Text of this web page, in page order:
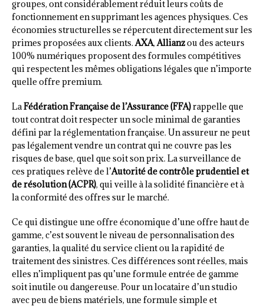
groupes, ont considérablement réduit leurs coûts de
fonctionnement en supprimant les agences physiques. Ces
économies structurelles se répercutent directement sur les
primes proposées aux clients.AXA,Allianzou des acteurs
100% numériques proposent des formules compétitives
qui respectent les mêmes obligations légales que n’importe
quelle offre premium.
LaFédération Française de l’Assurance (FFA)rappelle que
tout contrat doit respecter un socle minimal de garanties
défini par la réglementation française. Un assureur ne peut
pas légalement vendre un contrat qui ne couvre pas les
risques de base, quel que soit son prix. La surveillance de
ces pratiques relève de l’Autorité de contrôle prudentiel et
de résolution (ACPR), qui veille à la solidité financière et à
la conformité des offres sur le marché.
Ce qui distingue une offre économique d’une offre haut de
gamme, c’est souvent le niveau de personnalisation des
garanties, la qualité du service client ou la rapidité de
traitement des sinistres. Ces différences sont réelles, mais
elles n’impliquent pas qu’une formule entrée de gamme
soit inutile ou dangereuse. Pour un locataire d’un studio
avec peu de biens matériels, une formule simple et